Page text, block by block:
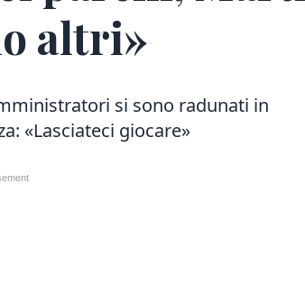
altri»
si sono radunati in
«Lasciateci giocare»